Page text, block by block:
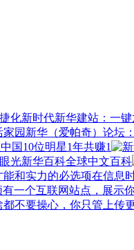
新华建站：一
新华（爱帕奇）论坛：
中国10位明星1年共赚1
新华百科全球中文百科
在信息